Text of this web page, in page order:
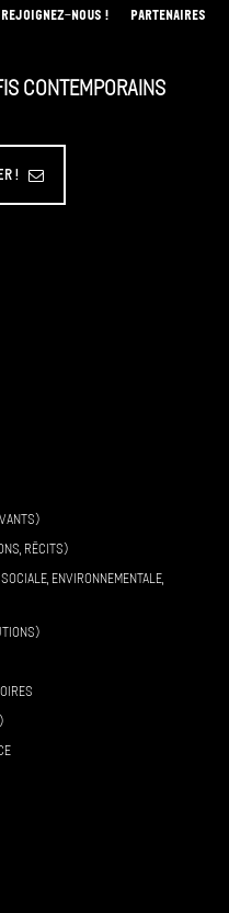
REJOIGNEZ-NOUS ! PARTENAIRES
contemporains
!
RÉCITS)
ENVIRONNEMENTALE,